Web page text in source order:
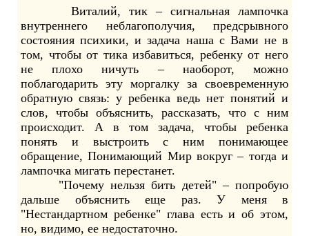
Виталий, тик – сигнальная лампочка
внутреннего неблагополучия, предсрывного
состояния психики, и задача наша с Вами не в
том, чтобы от тика избавиться, ребенку от него
не плохо ничуть – наоборот, можно
поблагодарить эту моргалку за своевременную
обратную связь: у ребенка ведь нет понятий и
слов, чтобы объяснить, рассказать, что с ним
происходит. А в том задача, чтобы ребенка
понять и выстроить с ним понимающее
обращение, Понимающий Мир вокруг – тогда и
лампочка мигать перестанет.
"Почему нельзя бить детей" – попробую
дальше объяснить еще раз. У меня в
"Нестандартном ребенке" глава есть и об этом,
но, видимо, ее недостаточно.